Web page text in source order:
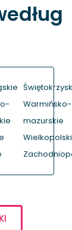
Warmińsko-
mazurskie